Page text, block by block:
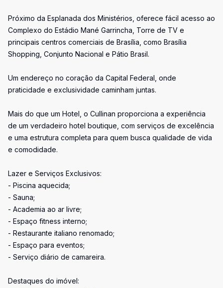
Próximo da Esplanada dos Ministérios, oferece fácil acesso ao
Complexo do Estádio Mané Garrincha, Torre de TV e
principais centros comerciais de Brasília, como Brasília
Shopping, Conjunto Nacional e Pátio Brasil.
Um endereço no coração da Capital Federal, onde
praticidade e exclusividade caminham juntas.
Mais do que um Hotel, o Cullinan proporciona a experiência
de um verdadeiro hotel boutique, com serviços de excelência
e uma estrutura completa para quem busca qualidade de vida
e comodidade.
Lazer e Serviços Exclusivos:
- Piscina aquecida;
- Sauna;
- Academia ao ar livre;
- Espaço fitness interno;
- Restaurante italiano renomado;
- Espaço para eventos;
- Serviço diário de camareira.
Destaques do imóvel: